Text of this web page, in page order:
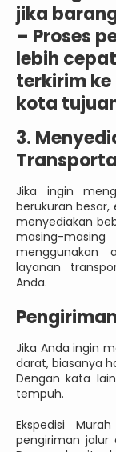
jika
– Proses
lebih
terkirim
kota
3.
Jika ingin
berukuran besar,
menyediakan
masing-
menggunakan
layanan
Anda.
Jika Anda ingin
darat, biasanya
Dengan kata
tempuh.
Ekspedisi
pengiriman